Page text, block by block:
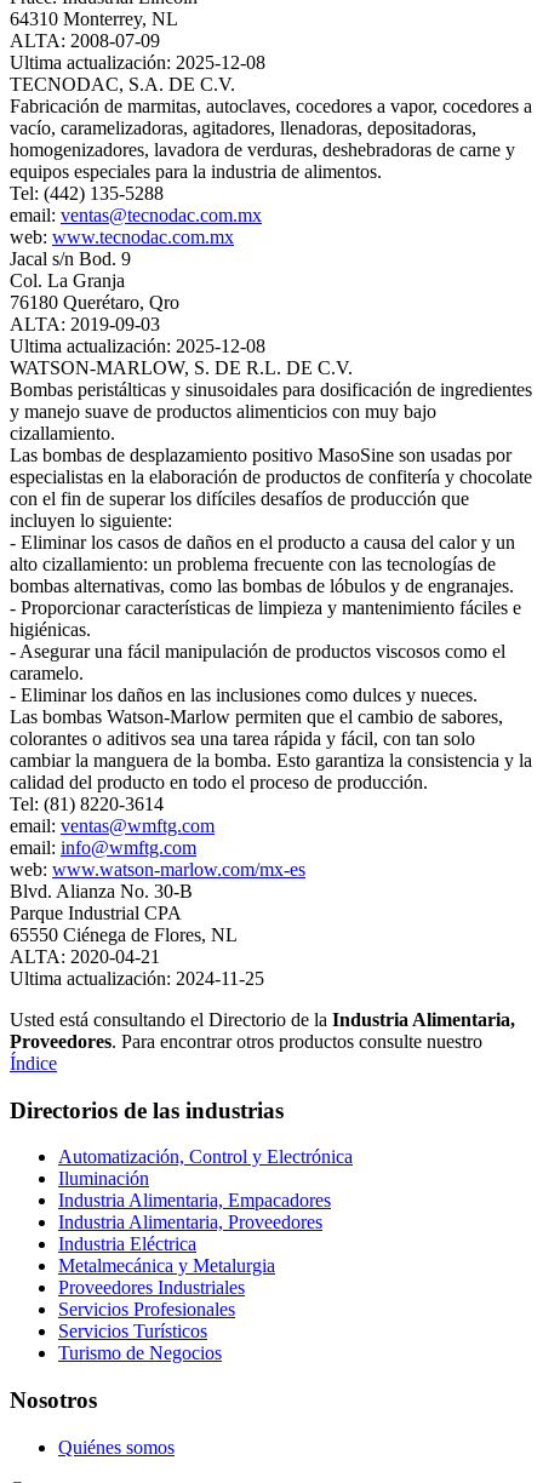
64310 Monterrey, NL
ALTA: 2008-07-09
Ultima actualización: 2025-12-08
TECNODAC, S.A. DE C.V.
Fabricación de marmitas, autoclaves, cocedores a vapor, cocedores a
vacío, caramelizadoras, agitadores, llenadoras, depositadoras,
homogenizadores, lavadora de verduras, deshebradoras de carne y
equipos especiales para la industria de alimentos.
Tel: (442) 135-5288
email: ventas@tecnodac.com.mx
web: www.tecnodac.com.mx
Jacal s/n Bod. 9
Col. La Granja
76180 Querétaro, Qro
ALTA: 2019-09-03
Ultima actualización: 2025-12-08
WATSON-MARLOW, S. DE R.L. DE C.V.
Bombas peristálticas y sinusoidales para dosificación de ingredientes
y manejo suave de productos alimenticios con muy bajo
cizallamiento.
Las bombas de desplazamiento positivo MasoSine son usadas por
especialistas en la elaboración de productos de confitería y chocolate
con el fin de superar los difíciles desafíos de producción que
incluyen lo siguiente:
- Eliminar los casos de daños en el producto a causa del calor y un
alto cizallamiento: un problema frecuente con las tecnologías de
bombas alternativas, como las bombas de lóbulos y de engranajes.
- Proporcionar características de limpieza y mantenimiento fáciles e
higiénicas.
- Asegurar una fácil manipulación de productos viscosos como el
caramelo.
- Eliminar los daños en las inclusiones como dulces y nueces.
Las bombas Watson-Marlow permiten que el cambio de sabores,
colorantes o aditivos sea una tarea rápida y fácil, con tan solo
cambiar la manguera de la bomba. Esto garantiza la consistencia y la
calidad del producto en todo el proceso de producción.
Tel: (81) 8220-3614
email: ventas@wmftg.com
email: info@wmftg.com
web: www.watson-marlow.com/mx-es
Blvd. Alianza No. 30-B
Parque Industrial CPA
65550 Ciénega de Flores, NL
ALTA: 2020-04-21
Ultima actualización: 2024-11-25
Usted está consultando el Directorio de la Industria Alimentaria,
Proveedores. Para encontrar otros productos consulte nuestro
Índice
Directorios de las industrias
Automatización, Control y Electrónica
Iluminación
Industria Alimentaria, Empacadores
Industria Alimentaria, Proveedores
Industria Eléctrica
Metalmecánica y Metalurgia
Proveedores Industriales
Servicios Profesionales
Servicios Turísticos
Turismo de Negocios
Nosotros
Quiénes somos